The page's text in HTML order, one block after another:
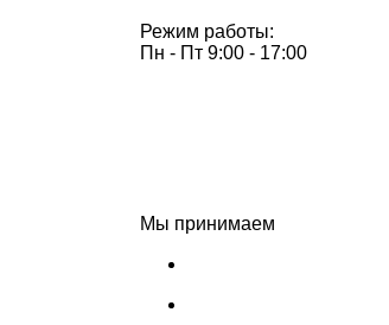
Режим работы:
Пн - Пт 9:00 - 17:00
Мы принимаем